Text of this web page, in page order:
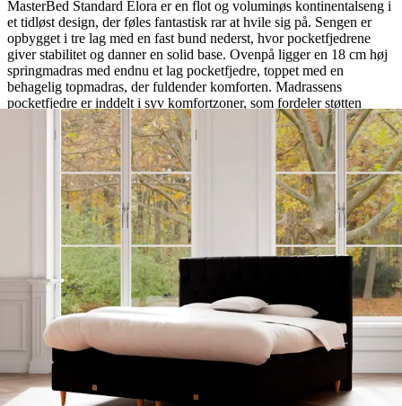
MasterBed Standard Elora er en flot og voluminøs kontinentalseng i
et tidløst design, der føles fantastisk rar at hvile sig på. Sengen er
opbygget i tre lag med en fast bund nederst, hvor pocketfjedrene
giver stabilitet og danner en solid base. Ovenpå ligger en 18 cm høj
springmadras med endnu et lag pocketfjedre, toppet med en
behagelig topmadras, der fuldender komforten. Madrassens
pocketfjedre er inddelt i syv komfortzoner, som fordeler støtten
jævnt til alle kroppens trykpunkter såsom skuldre, hofter og lænd.
Her får din ryg og lænd rigtig gode forudsætninger for at finde en
sund og ergonomisk liggestilling, så du kan vågne mere udhvilet.
Madrassen indeholder også det ventilerende AirgoFoam-skum, som
med sin åbne cellestruktur leder varme væk fra kroppen. Alle
MasterBed kontinentalsenge over 140x200 har to madraskerner i ét
betræk. Ønsker du én samlet madras, kan det tilkøbes. Kontakt
kundeservice for at høre mere. Sengen er danskproduceret og
leveres med hele 15 års garanti på ramme og fjedrebrud. Prisen er
inklusiv et par solide runde stålben i 19 cm. Sengehøjde eksklusiv
topmadras, ben og gavl: 48 cm.